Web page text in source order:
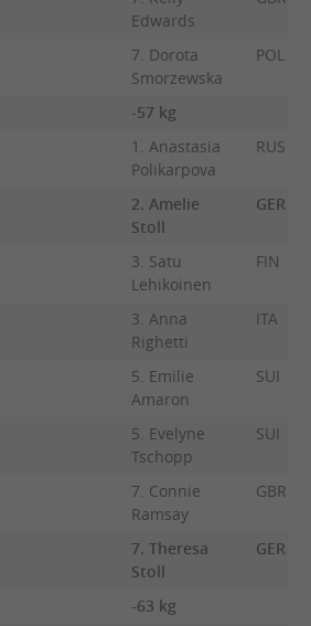
Edwards
7. Dorota
Smorzewska
POL
-57 kg
1. Anastasia
Polikarpova
RUS
2. Amelie
Stoll
GER
3. Satu
Lehikoinen
FIN
3. Anna
Righetti
ITA
5. Emilie
Amaron
SUI
5. Evelyne
Tschopp
SUI
7. Connie
Ramsay
GBR
7. Theresa
Stoll
GER
-63 kg